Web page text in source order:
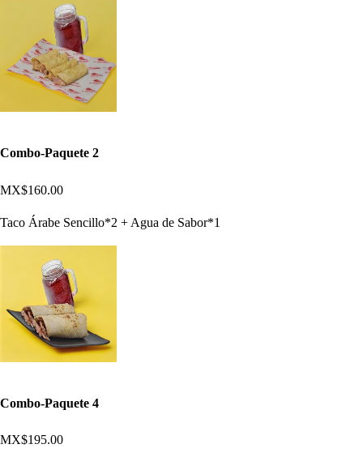
Combo-Paquete 2
MX$160.00
Taco Árabe Sencillo*2 + Agua de Sabor*1
Combo-Paquete 4
MX$195.00